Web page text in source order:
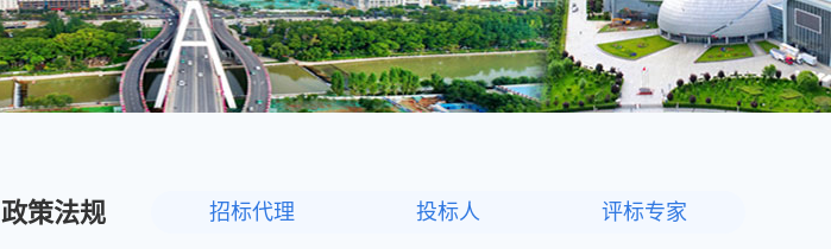
政策法规 招标代理 投标人 评标专家